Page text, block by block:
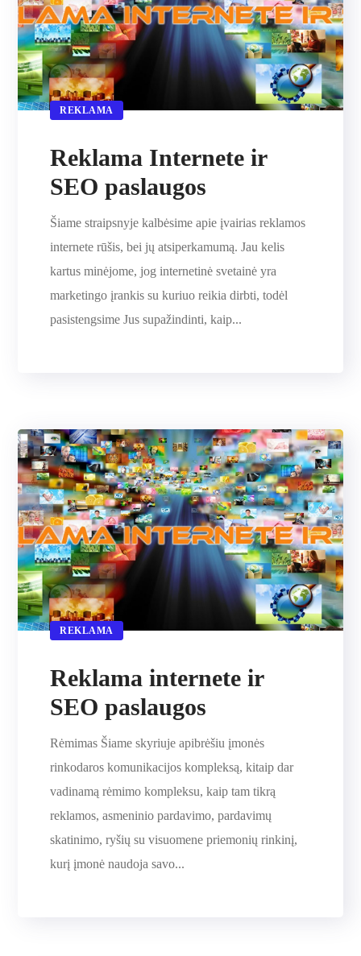
REKLAMA
Reklama Internete ir
SEO paslaugos
Šiame straipsnyje kalbėsime apie įvairias reklamos
internete rūšis, bei jų atsiperkamumą. Jau kelis
kartus minėjome, jog internetinė svetainė yra
marketingo įrankis su kuriuo reikia dirbti, todėl
pasistengsime Jus supažindinti, kaip...
REKLAMA
Reklama internete ir
SEO paslaugos
Rėmimas Šiame skyriuje apibrėšiu įmonės
rinkodaros komunikacijos kompleksą, kitaip dar
vadinamą rėmimo kompleksu, kaip tam tikrą
reklamos, asmeninio pardavimo, pardavimų
skatinimo, ryšių su visuomene priemonių rinkinį,
kurį įmonė naudoja savo...